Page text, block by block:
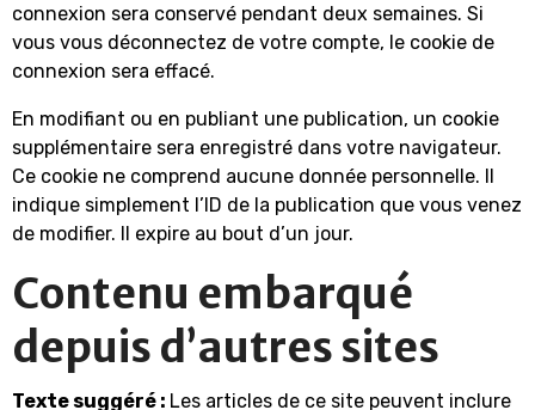
connexion sera conservé pendant deux semaines. Si
vous vous déconnectez de votre compte, le cookie de
connexion sera effacé.
En modifiant ou en publiant une publication, un cookie
supplémentaire sera enregistré dans votre navigateur.
Ce cookie ne comprend aucune donnée personnelle. Il
indique simplement l’ID de la publication que vous venez
de modifier. Il expire au bout d’un jour.
Contenu embarqué
depuis d’autres sites
Texte suggéré : Les articles de ce site peuvent inclure